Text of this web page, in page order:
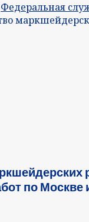
Федеральная
по Москве